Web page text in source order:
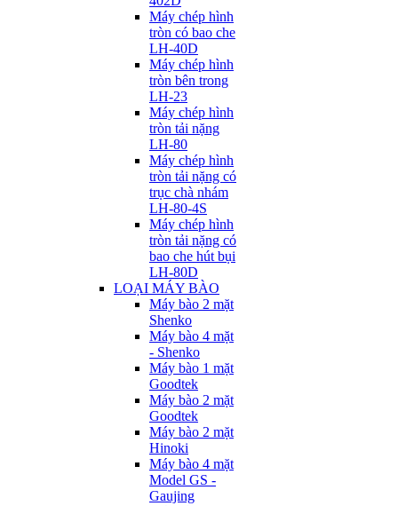
Máy chép hình
tròn có bao che
LH-40D
Máy chép hình
tròn bên trong
LH-23
Máy chép hình
tròn tải nặng
LH-80
Máy chép hình
tròn tải nặng có
trục chà nhám
LH-80-4S
Máy chép hình
tròn tải nặng có
bao che hút bụi
LH-80D
LOẠI MÁY BÀO
Máy bào 2 mặt
Shenko
Máy bào 4 mặt
- Shenko
Máy bào 1 mặt
Goodtek
Máy bào 2 mặt
Goodtek
Máy bào 2 mặt
Hinoki
Máy bào 4 mặt
Model GS -
Gaujing